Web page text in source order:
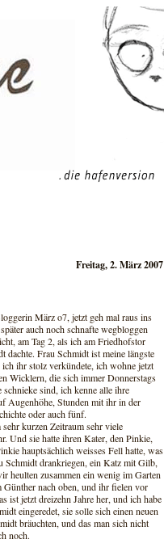
Freitag, 2. März 2007
März o7, jetzt geh mal raus ins
auch noch schnafte wegbloggen
am Tag 2, als ich am Friedhofstor
dachte. Frau Schmidt ist meine längste
ihr stolz verkündete, ich wohne jetzt
Wicklern, die sich immer Donnerstags
schnieke sind, ich kenne alle ihre
Augenhöhe, Stunden mit ihr in der
oder auch fünf.
kurzen Zeitraum sehr viele
Und sie hatte ihren Kater, den Pinkie,
hauptsächlich weisses Fell hatte, was
Schmidt drankriegen, ein Katz mit Gilb,
heulten zusammen ein wenig im Garten
Günther nach oben, und ihr fielen vor
ist jetzt dreizehn Jahre her, und ich habe
eingeredet, sie solle sich einen neuen
bräuchten, und das man sich nicht
noch.